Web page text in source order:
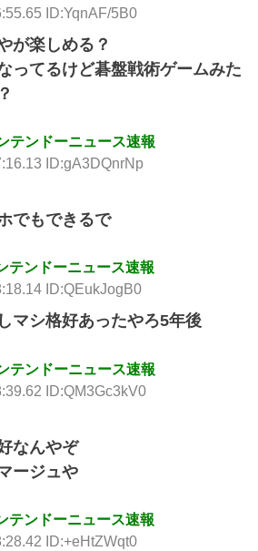
ID:YqnAF/5B0
が楽しめる？
ってるけど碁盤戦術ゲームみた
テンドーニュース速報
ID:gA3DQnrNp
でもできるで
テンドーニュース速報
ID:QEukJogB0
マシ格好あったやろ5年後
テンドーニュース速報
ID:QM3Gc3kV0
なんやぞ
ージュや
テンドーニュース速報
ID:+eHtZWqt0